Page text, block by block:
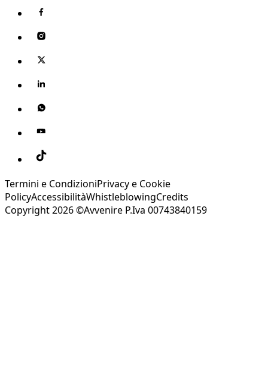
Termini e CondizioniPrivacy e Cookie
PolicyAccessibilitàWhistleblowingCredits
Copyright 2026 ©Avvenire P.Iva 00743840159